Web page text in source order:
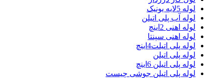
لوله 5لایه یونیک
لوله آب پلی اتیلن
لوله اهنی 2اینچ
لوله اهنی سپنتا
لوله پلی اتیلت4اینچ
لوله پلی اتیلن
لوله پلی اتیلن 6اینچ
لوله پلی اتیلن جوشی چیست